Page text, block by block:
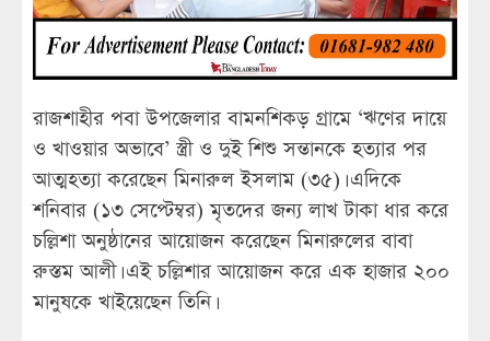
রাজশাহীর পবা উপজেলার বামনশিকড় গ্রামে ‘ঋণের দায়ে
ও খাওয়ার অভাবে’ স্ত্রী ও দুই শিশু সন্তানকে হত্যার পর
আত্মহত্যা করেছেন মিনারুল ইসলাম (৩৫)। এদিকে
শনিবার (১৩ সেপ্টেম্বর) মৃতদের জন্য লাখ টাকা ধার করে
চল্লিশা অনুষ্ঠানের আয়োজন করেছেন মিনারুলের বাবা
রুস্তম আলী। এই চল্লিশার আয়োজন করে এক হাজার ২০০
মানুষকে খাইয়েছেন তিনি।